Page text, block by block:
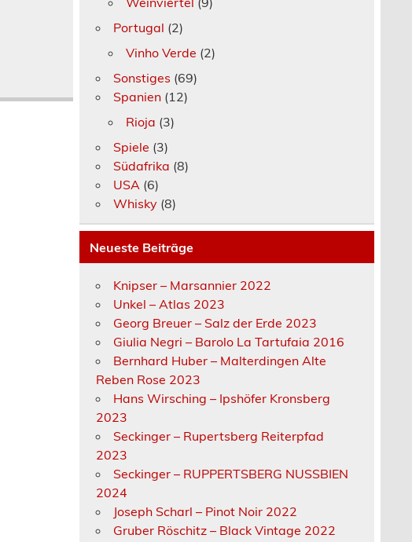
Portugal (2)
Vinho Verde (2)
Sonstiges (69)
Spanien (12)
Rioja (3)
Spiele (3)
Südafrika (8)
USA (6)
Whisky (8)
Neueste Beiträge
Knipser – Marsannier 2022
Unkel – Atlas 2023
Georg Breuer – Salz der Erde 2023
Giulia Negri – Barolo La Tartufaia 2016
Bernhard Huber – Malterdingen Alte
Reben Rose 2023
Hans Wirsching – Ipshöfer Kronsberg
2023
Seckinger – Rupertsberg Reiterpfad
2023
Seckinger – RUPPERTSBERG NUSSBIEN
2024
Joseph Scharl – Pinot Noir 2022
Gruber Röschitz – Black Vintage 2022